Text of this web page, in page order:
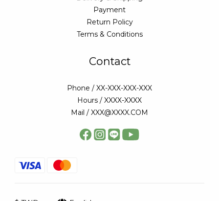
Payment
Return Policy
Terms & Conditions
Contact
Phone / XX-XXX-XXX-XXX
Hours / XXXX-XXXX
Mail / XXX@XXXX.COM